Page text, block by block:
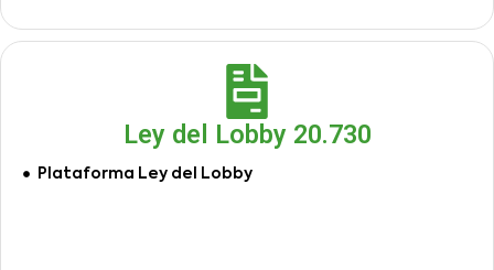
Ley del Lobby 20.730
Plataforma Ley del Lobby